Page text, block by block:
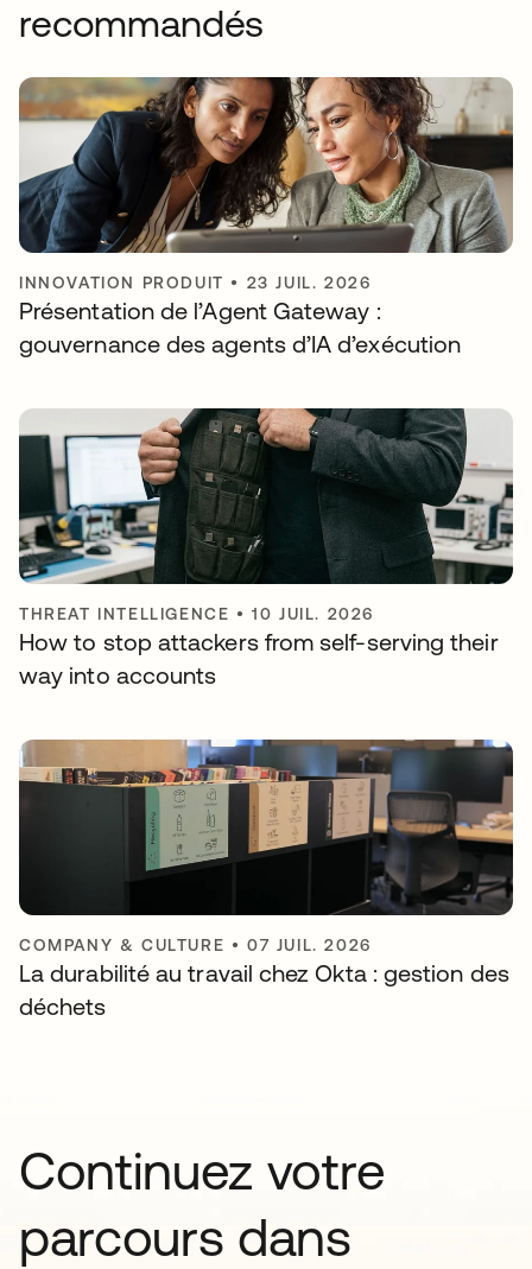
recommandés
INNOVATION PRODUIT • 23 JUIL. 2026
Présentation de l’Agent Gateway :
gouvernance des agents d’IA d’exécution
THREAT INTELLIGENCE •10 JUIL. 2026
How to stop attackers from self-serving their
way into accounts
COMPANY & CULTURE •07 JUIL. 2026
La durabilité au travail chez Okta : gestion des
déchets
Continuez votre
parcours dans